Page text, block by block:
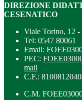
DIREZIONE
CESENATICO
Viale Torino, 12 -
Tel: 0547 80061
Email:
PEC:
mail
C.F.:
C.M.